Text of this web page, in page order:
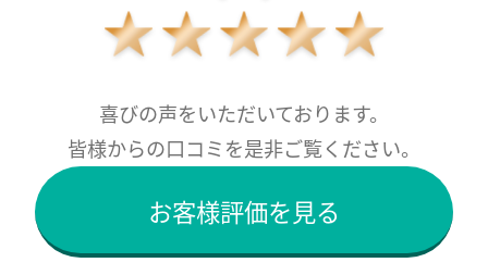
喜びの声をいただいております。
皆様からの口コミを是非ご覧ください。
お客様評価を見る